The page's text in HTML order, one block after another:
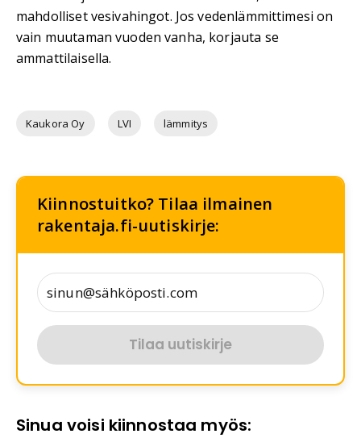
mahdolliset vesivahingot. Jos vedenlämmittimesi on
vain muutaman vuoden vanha, korjauta se
ammattilaisella.
Kaukora Oy LVI lämmitys
Kiinnostuitko? Tilaa ilmainen
rakentaja.fi-uutiskirje:
Tilaa uutiskirje
Sinua voisi kiinnostaa myös: